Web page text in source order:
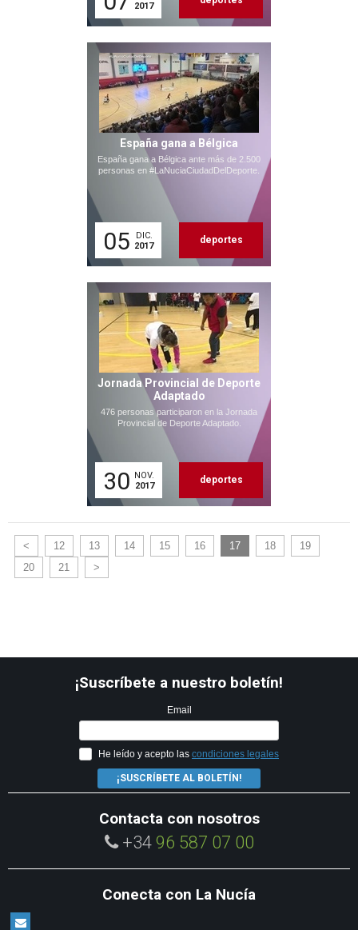
2017
España gana a Bélgica
España gana a Bélgica ante más de 2.500
personas en #LaNuciaCiudadDelDeporte.
05
DIC.
2017
deportes
Jornada Provincial de Deporte
Adaptado
476 personas participaron en la Jornada
Provincial de Deporte Adaptado.
30 NOV.
2017
deportes
< 12 13 14 15 16 17 18
19
20
21 >
¡Suscríbete a nuestro boletín!
Email
He leído y acepto las condiciones legales
¡SUSCRÍBETE AL BOLETÍN!
Contacta con nosotros
+34 96 587 07 00
Conecta con La Nucía